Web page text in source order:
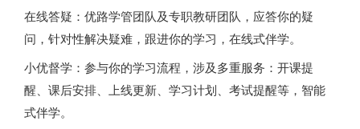
在线答疑：优路学管团队及专职教研团队，应答你的疑
问，针对性解决疑难，跟进你的学习，在线式伴学。
小优督学：参与你的学习流程，涉及多重服务：开课提
醒、课后安排、上线更新、学习计划、考试提醒等，智能
式伴学。